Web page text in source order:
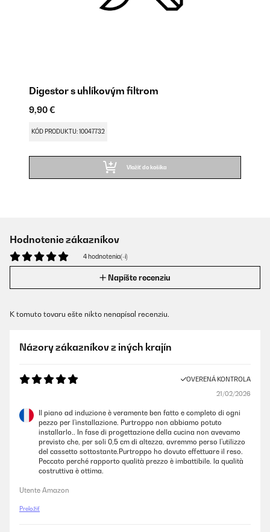
Digestor s uhlíkovým filtrom
9,90 €
KÓD PRODUKTU: 10047732
Vložiť do košíka
Hodnotenie zákazníkov
4 hodnotenia(-í)
Napíšte recenziu
K tomuto tovaru ešte nikto nenapísal recenziu.
Názory zákazníkov z iných krajín
OVERENÁ KONTROLA
21/02/2026
Il piano ad induzione è veramente ben fatto e completo di ogni
pezzo per l’installazione. Purtroppo non abbiamo potuto
installarlo.. In fase di progettazione della cucina non avevamo
previsto che, per soli 0,5 cm di altezza, avremmo perso l’utilizzo
del cassetto sottostante.Purtroppo ho dovuto effettuare il reso.
Peccato perché rapporto qualità prezzo è imbattibile. la qualità
costruttiva è ottima.
Utente Amazon
Preložiť